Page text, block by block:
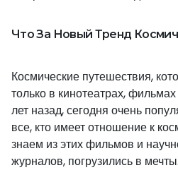
ЧтоЗа Новый Тренд К
Космические путешествия,
только в кинотеатрах,
лет назад, сегодня очень
все, кто имеет отношение к
знаем из этих фильмов и
журналов, погрузились в мечты.